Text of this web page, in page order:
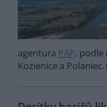
agentura PAP,
Kozienice a Polaniec.